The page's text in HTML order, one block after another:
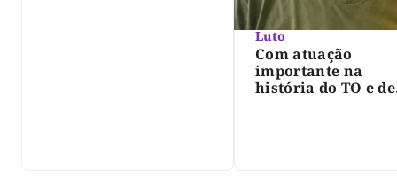
Luto
Com atuação
importante na
história do TO e de